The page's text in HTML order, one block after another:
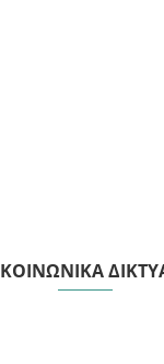
ΚΟΙΝΩΝΙΚΑ